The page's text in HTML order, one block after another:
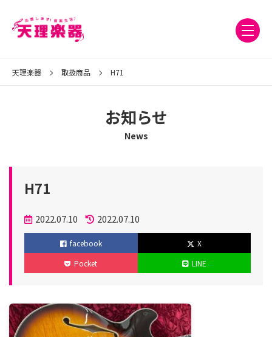
天理楽器 取扱商品 H71
お知らせ
News
H71
投
稿
日
2022.07.10
更
新
2022.07.10
facebook
X
Pocket
LINE